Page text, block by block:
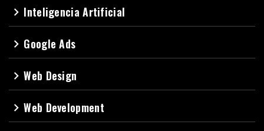
navigate_next Inteligencia Artificial
navigate_next Google Ads
navigate_nextWeb Design
navigate_nextWeb Development